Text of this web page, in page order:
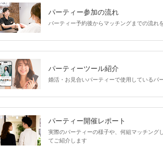
パーティー参加の流れ
パーティー予約後からマッチングまでの流れ
パーティーツール紹介
婚活・お見合いパーティーで使用しているパ
パーティー開催レポート
実際のパーティーの様子や、何組マッチング
てご紹介します